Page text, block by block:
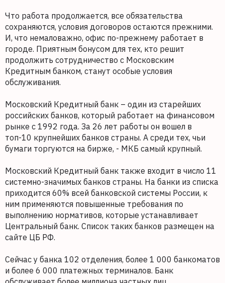
Что работа продолжается, все обязательства
сохраняются, условия договоров остаются прежними.
И, что немаловажно, офис по-прежнему работает в
городе. Приятным бонусом для тех, кто решит
продолжить сотрудничество с Московским
Кредитным банком, станут особые условия
обслуживания.
Московский Кредитный банк – один из старейших
российских банков, который работает на финансовом
рынке с 1992 года. За 26 лет работы он вошел в
топ-10 крупнейших банков страны. А среди тех, чьи
бумаги торгуются на бирже, - МКБ самый крупный.
Московский Кредитный банк также входит в число 11
системно-значимых банков страны. На банки из списка
приходится 60% всей банковской системы России, к
ним применяются повышенные требования по
выполнению нормативов, которые устанавливает
Центральный банк. Список таких банков размещен на
сайте ЦБ РФ.
Сейчас у банка 102 отделения, более 1 000 банкоматов
и более 6 000 платежных терминалов. Банк